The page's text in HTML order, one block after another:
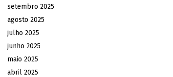
setembro 2025
agosto 2025
julho 2025
junho 2025
maio 2025
abril 2025